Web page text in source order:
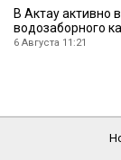
В Актау активно
водозаборного
6 Августа 11:21